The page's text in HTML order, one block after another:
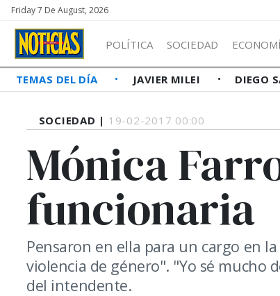
Friday 7 De August, 2026
POLÍTICA SOCIEDAD
TEMAS DEL DÍA JAVIER MILEI DIEGO
SOCIEDAD | 19-02-2017 00:00
Mónica
funcionaria
Pensaron en ella para un cargo en
violencia de género". "Yo sé mucho
del intendente.